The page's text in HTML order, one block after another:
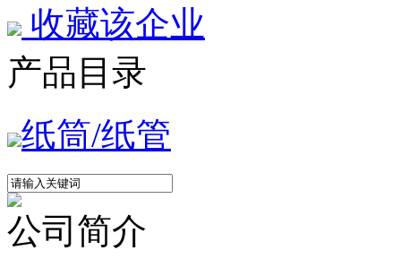
收藏该企业
产品目录
纸筒/纸管
公司简介